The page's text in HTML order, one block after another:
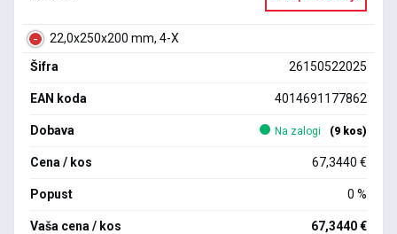
22,0x250x200 mm, 4-X
Šifra
26150522025
EAN koda 4014691177862
Dobava Na zalogi (9 kos)
Cena / kos 67,3440 €
Popust 0 %
Vaša cena / kos 67,3440 €